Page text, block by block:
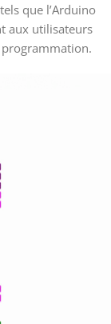
que l’Arduino
aux utilisateurs